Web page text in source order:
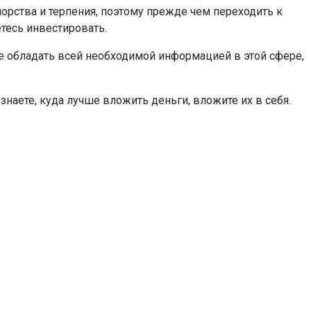
и терпения, поэтому прежде чем переходить к
инвестировать.
обладать всей необходимой информацией в этой сфере,
куда лучше вложить деньги, вложите их в себя.